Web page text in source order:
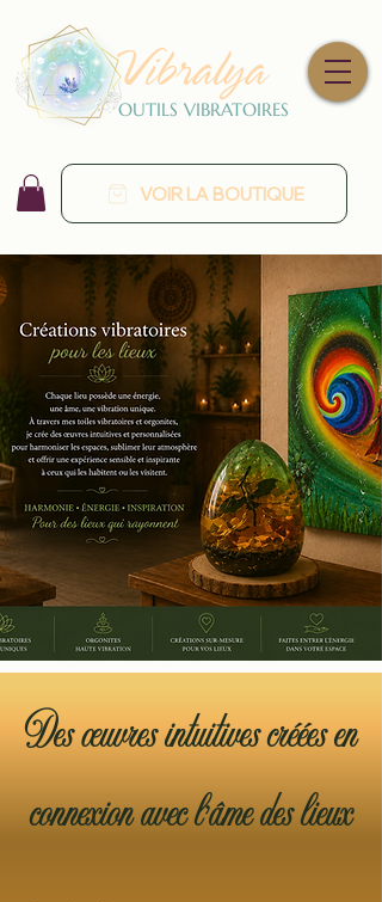
VOIR LA BOUTIQUE
Vibralya
OUTILS VIBRATOIRES
Des œuvres intuitives créées en
connexion avec l’âme des lieux